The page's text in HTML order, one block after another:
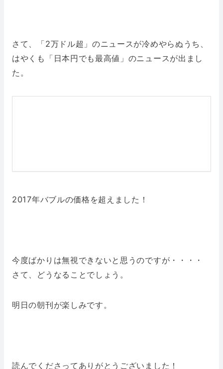
さて、「2万ドル超」のニュースが冷めやらぬうち、
はやくも「日本円でも最高値」のニュースが出まし
た。
2017年バブルの価格を超えました！
今度ばかりは無視できないと思うのですが・・・・
さて、どうなることでしょう。
明日の朝刊が楽しみです。
読んでくださってありがとうございました！